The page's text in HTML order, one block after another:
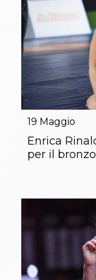
19 Maggio
Enrica
per il